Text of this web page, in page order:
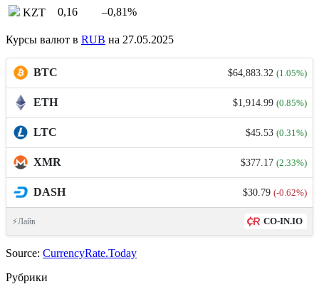
KZT
0,16 –0,81%
Курсы валют в RUB на 27.05.2025
BTC $64,883.32 (1.05%)
ETH $1,914.99 (0.85%)
LTC $45.53 (0.31%)
XMR $377.17 (2.33%)
DASH $30.79 (-0.62%)
⚡Лайв CO-IN.IO
Source: CurrencyRate.Today
Рубрики